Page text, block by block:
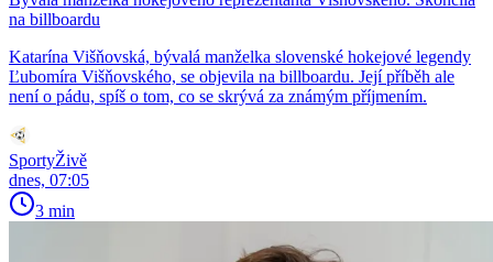
na billboardu
Katarína Višňovská, bývalá manželka slovenské hokejové legendy
Ľubomíra Višňovského, se objevila na billboardu. Její příběh ale
není o pádu, spíš o tom, co se skrývá za známým příjmením.
SportyŽivě
dnes, 07:05
3 min